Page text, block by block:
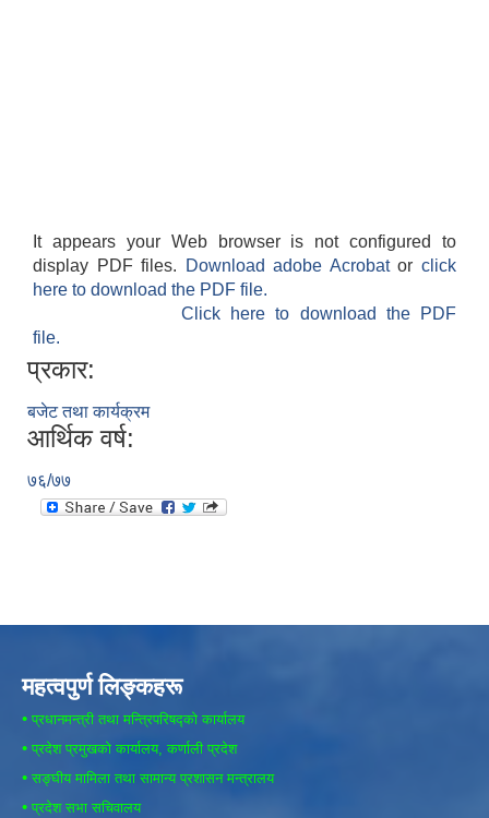
It appears your Web browser is not configured to
display PDF files.
Download adobe Acrobatorclick
here to download the PDF file.
Click here to download the PDF
file.
प्रकार:
बजेट तथा कार्यक्रम
आर्थिक वर्ष:
७६/७७
महत्वपुर्ण लिङ्कहरू
• प्रधानमन्त्री तथा मन्त्रिपरिषद्को कार्यालय
• प्रदेश प्रमुखको कार्यालय, कर्णाली प्रदेश
• सङ्घीय मामिला तथा सामान्य प्रशासन मन्त्रालय
• प्रदेश सभा सचिवालय